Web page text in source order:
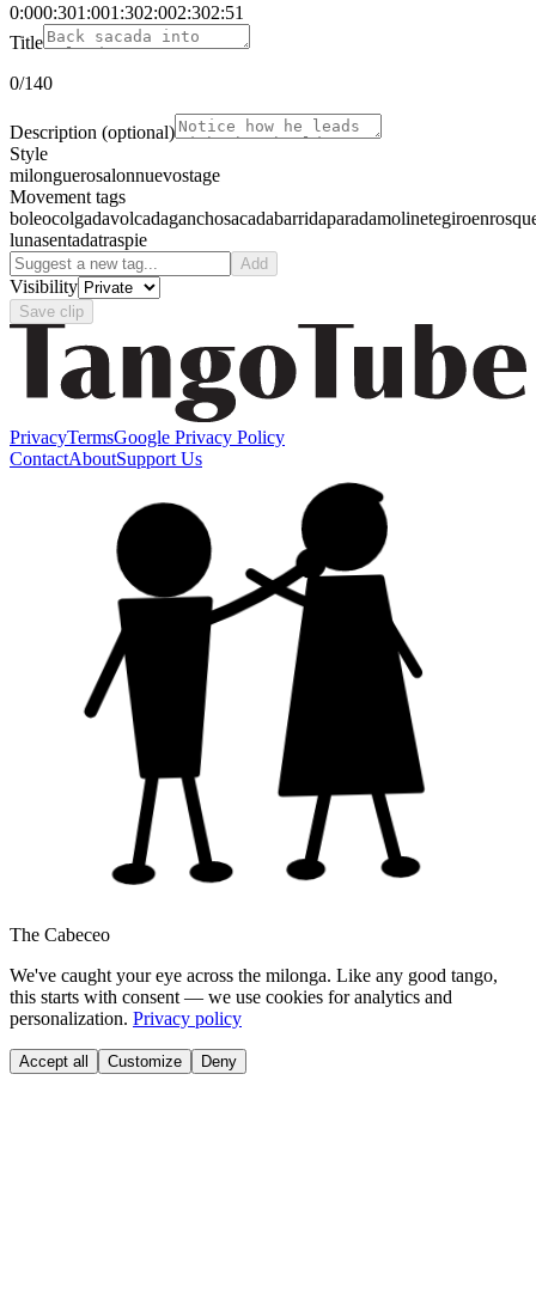
0:000:301:001:302:002:302:51
Title
0/140
Description (optional)
Style
milonguerosalonnuevostage
Movement tags
boleocolgadavolcadaganchosacadabarridaparadamolinetegiro
lunasentadatraspie
Add
Visibility
Save clip
PrivacyTermsGoogle Privacy Policy
ContactAboutSupport Us
The Cabeceo
We've caught your eye across the milonga. Like any good tango,
this starts with consent — we use cookies for analytics and
personalization. Privacy policy
Accept all Customize Deny